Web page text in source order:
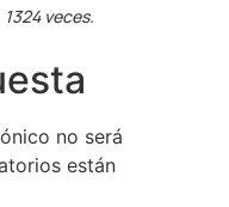
1324 veces.
no será
están